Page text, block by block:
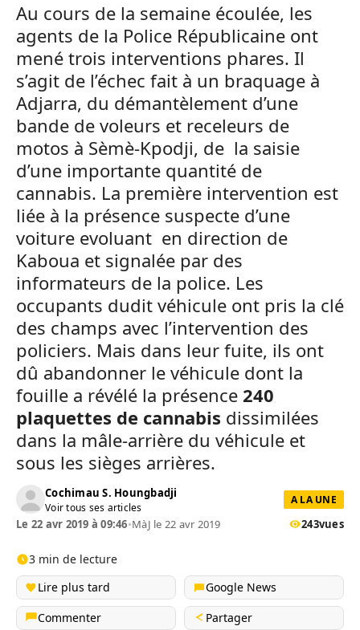
Au cours de la semaine écoulée, les
agents de la Police Républicaine ont
mené trois interventions phares. Il
s’agit de l’échec fait à un braquage à
Adjarra, du démantèlement d’une
bande de voleurs et receleurs de
motos à Sèmè-Kpodji, de la saisie
d’une importante quantité de
cannabis. La première intervention est
liée à la présence suspecte d’une
voiture evoluant en direction de
Kaboua et signalée par des
informateurs de la police. Les
occupants dudit véhicule ont pris la clé
des champs avec l’intervention des
policiers. Mais dans leur fuite, ils ont
dû abandonner le véhicule dont la
fouille a révélé la présence 240
plaquettes de cannabis dissimilées
dans la mâle-arrière du véhicule et
sous les sièges arrières.
Cochimau S. Houngbadji
Voir tous ses articles
A LA UNE
Le 22 avr 2019 à 09:46•MàJ le 22 avr 2019 243vues
3 min de lecture
Lire plus tard
Google News
Commenter
Partager